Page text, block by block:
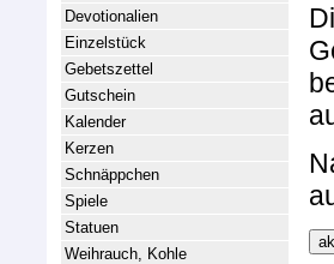
Devotionalien
Einzelstück
Gebetszettel
Gutschein
Kalender
Kerzen
Schnäppchen
Spiele
Statuen
Weihrauch, Kohle